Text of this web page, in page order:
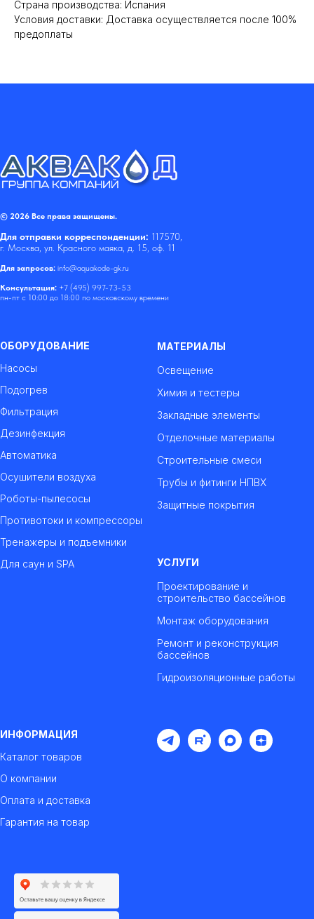
Страна производства: Испания
Условия доставки: Доставка осуществляется после 100%
предоплаты
© 2026 Все права защищены.
Для отправки корреспонденции: 117570,
г. Москва, ул. Красного маяка, д. 15, оф. 11
Для запросов: info@aquakode-gk.ru
Консультация: +7 (495) 997-73-53
пн-пт с 10:00 до 18:00 по московскому времени
ОБОРУДОВАНИЕ
Насосы
Подогрев
Фильтрация
Дезинфекция
Автоматика
Осушители воздуха
Роботы-пылесосы
Противотоки и компрессоры
Тренажеры и подъемники
Для саун и SPA
МАТЕРИАЛЫ
Освещение
Химия и тестеры
Закладные элементы
Отделочные материалы
Строительные смеси
Трубы и фитинги НПВХ
Защитные покрытия
УСЛУГИ
Проектирование и
строительство бассейнов
Монтаж оборудования
Ремонт и реконструкция
бассейнов
Гидроизоляционные работы
ИНФОРМАЦИЯ
Каталог товаров
О компании
Оплата и доставка
Гарантия на товар